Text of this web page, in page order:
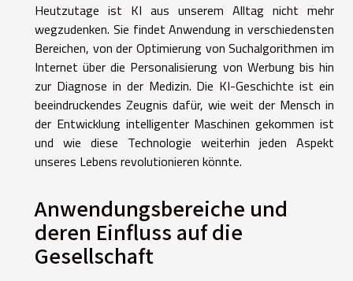
Heutzutage ist KI aus unserem Alltag nicht mehr
wegzudenken. Sie findet Anwendung in verschiedensten
Bereichen, von der Optimierung von Suchalgorithmen im
Internet über die Personalisierung von Werbung bis hin
zur Diagnose in der Medizin. Die KI-Geschichte ist ein
beeindruckendes Zeugnis dafür, wie weit der Mensch in
der Entwicklung intelligenter Maschinen gekommen ist
und wie diese Technologie weiterhin jeden Aspekt
unseres Lebens revolutionieren könnte.
Anwendungsbereiche und
deren Einfluss auf die
Gesellschaft